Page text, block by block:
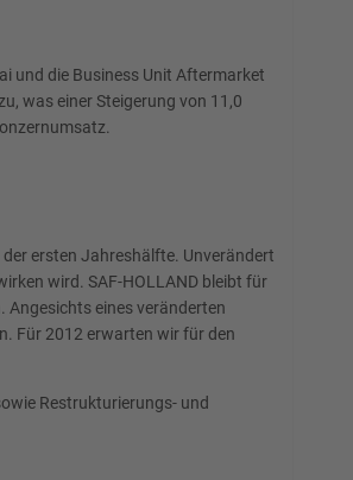
und die Business Unit Aftermarket
was einer Steigerung von 11,0
ersten Jahreshälfte. Unverändert
wird. SAF-HOLLAND bleibt für
Angesichts eines veränderten
Für 2012 erwarten wir für den
Restrukturierungs- und